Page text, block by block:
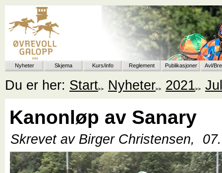
Nyheter Skjema Kurs/info Reglement Publikasjoner Avl/
Du er her: Start Nyheter 2021
Kanonløp av Sanary
Skrevet av Birger Christensen,